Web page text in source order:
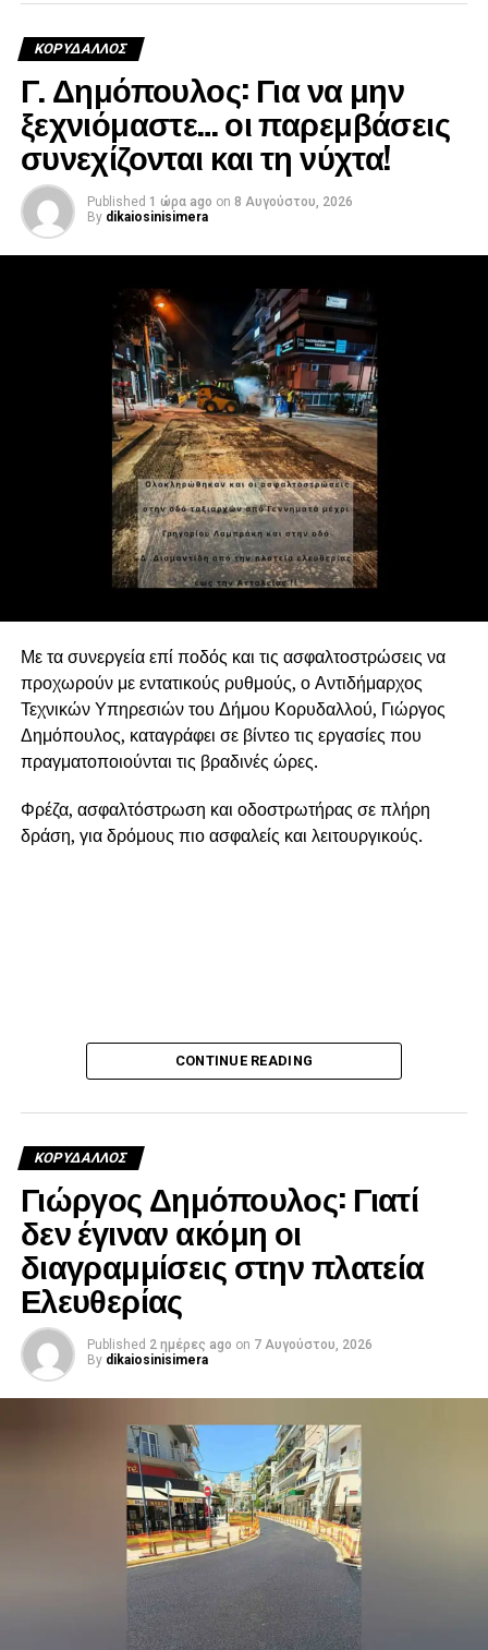
ΚΟΡΥΔΑΛΛΟΣ
Γ. Δημόπουλος: Για να μην
ξεχνιόμαστε… οι παρεμβάσεις
συνεχίζονται και τη νύχτα!
Published 1 ώρα ago on 8 Αυγούστου, 2026
By dikaiosinisimera
Με τα συνεργεία επί ποδός και τις ασφαλτοστρώσεις να
προχωρούν με εντατικούς ρυθμούς, ο Αντιδήμαρχος
Τεχνικών Υπηρεσιών του Δήμου Κορυδαλλού, Γιώργος
Δημόπουλος, καταγράφει σε βίντεο τις εργασίες που
πραγματοποιούνται τις βραδινές ώρες.
Φρέζα, ασφαλτόστρωση και οδοστρωτήρας σε πλήρη
δράση, για δρόμους πιο ασφαλείς και λειτουργικούς.
CONTINUE READING
ΚΟΡΥΔΑΛΛΟΣ
Γιώργος Δημόπουλος: Γιατί
δεν έγιναν ακόμη οι
διαγραμμίσεις στην πλατεία
Ελευθερίας
Published 2 ημέρες ago on 7 Αυγούστου, 2026
By dikaiosinisimera